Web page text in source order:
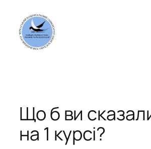
вмісту
Що б ви
на 1 курсі?